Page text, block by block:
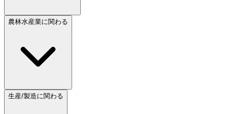
農林水産業に関わる
生産/製造に関わる